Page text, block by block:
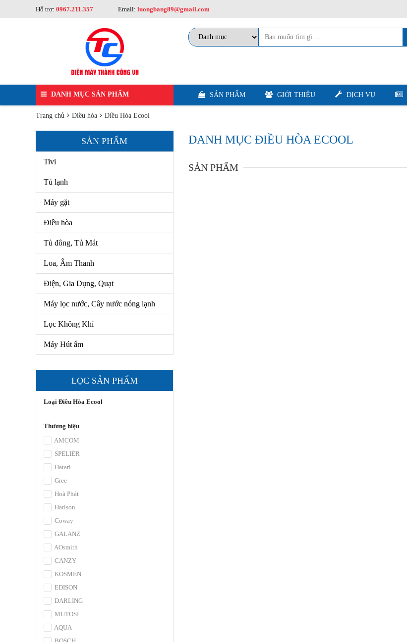
Hỗ trợ: 0967.211.357 Email: luongbang89@gmail.com
DANH MỤC SẢN PHẨM
Tivi
Máy Gặt
Điều Hòa
Tủ Đông, Tủ Mát
Loa, Âm Thanh
Điện, Gia Dụng, Quạt
Lạnh
Lọc Không Khí
Máy Hút Ẩm
SẢN PHẨM GIỚI THIỆU DỊCH VỤ
Trang chủ Điều hòa Điều Hòa Ecool
DANH MỤC ĐIỀU HÒA ECOOL
SẢN PHẨM
SẢN PHẨM
Tivi
Tủ lạnh
Máy gặt
Điều hòa
Tủ đông, Tủ Mát
Loa, Âm Thanh
Điện, Gia Dụng, Quạt
Máy lọc nước, Cây nước nóng lạnh
Lọc Không Khí
Máy Hút ẩm
LỌC SẢN PHẨM
Loại Điều Hòa Ecool
Thương hiệu
AMCOM
SPELIER
Hatari
Gree
Hoà Phát
Harison
Coway
GALANZ
AOsmith
CANZY
KOSMEN
EDISON
DARLING
MUTOSI
AQUA